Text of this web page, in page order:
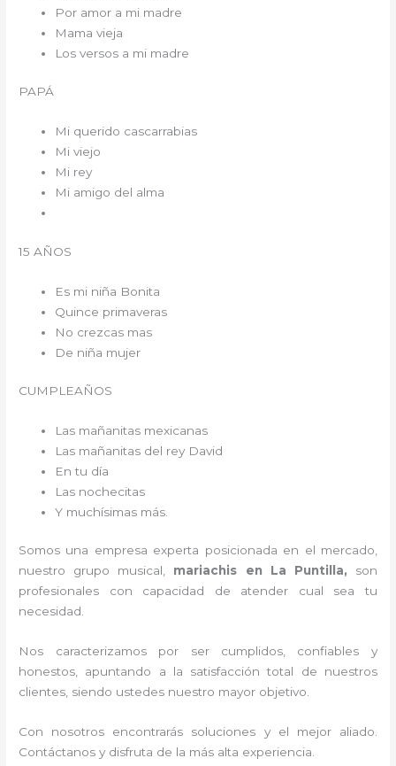
Por amor a mi madre
Mama vieja
Los versos a mi madre
PAPÁ
Mi querido cascarrabias
Mi viejo
Mi rey
Mi amigo del alma
15 AÑOS
Es mi niña Bonita
Quince primaveras
No crezcas mas
De niña mujer
CUMPLEAÑOS
Las mañanitas mexicanas
Las mañanitas del rey David
En tu día
Las nochecitas
Y muchísimas más.
Somos una empresa experta posicionada en el mercado,
nuestro grupo musical, mariachis en La Puntilla, son
profesionales con capacidad de atender cual sea tu
necesidad.
Nos caracterizamos por ser cumplidos, confiables y
honestos, apuntando a la satisfacción total de nuestros
clientes, siendo ustedes nuestro mayor objetivo.
Con nosotros encontrarás soluciones y el mejor aliado.
Contáctanos y disfruta de la más alta experiencia.